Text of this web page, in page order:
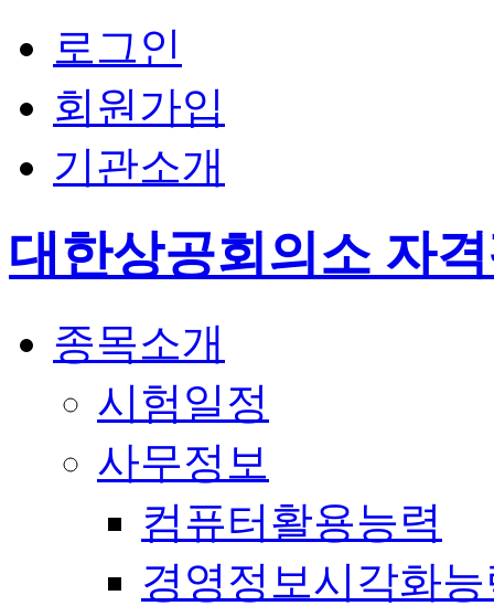
로그인
회원가입
기관소개
대한상공회의소 자
종목소개
시험일정
사무정보
컴퓨터활용능력
경영정보시각화